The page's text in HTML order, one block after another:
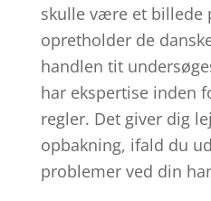
skulle være et billede
opretholder de
handlen tit
har ekspertise inden
regler. Det giver dig
opbakning, ifald du
problemer ved din